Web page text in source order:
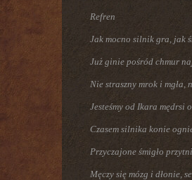
Refren
Jak mocno silnik gra, jak
Już ginie pośród chmur
Nie straszny mrok i mgła,
Jesteśmy od Ikara mędrsi
Czasem silnika konie
Przyczajone śmigło
Męczy się mózg i dłonie,